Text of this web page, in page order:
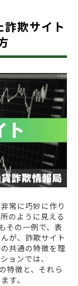
欺サイト
常に巧妙に作り
のように見える
その一例で、表
が、詐欺サイト
共通の特徴を理
ョンでは、
特徴と、それら
す。